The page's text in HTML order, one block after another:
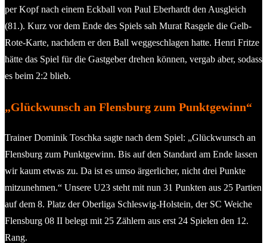
per Kopf nach einem Eckball von Paul Eberhardt den Ausgleich
(81.). Kurz vor dem Ende des Spiels sah Murat Rasgele die Gelb-
Rote-Karte, nachdem er den Ball weggeschlagen hatte. Henri Fritze
hätte das Spiel für die Gastgeber drehen können, vergab aber, sodass
es beim 2:2 blieb.
„Glückwunsch an Flensburg zum Punktgewinn“
Trainer Dominik Toschka sagte nach dem Spiel: „Glückwunsch an
Flensburg zum Punktgewinn. Bis auf den Standard am Ende lassen
wir kaum etwas zu. Da ist es umso ärgerlicher, nicht drei Punkte
mitzunehmen.“ Unsere U23 steht mit nun 31 Punkten aus 25 Partien
auf dem 8. Platz der Oberliga Schleswig-Holstein, der SC Weiche
Flensburg 08 II belegt mit 25 Zählern aus erst 24 Spielen den 12.
Rang.